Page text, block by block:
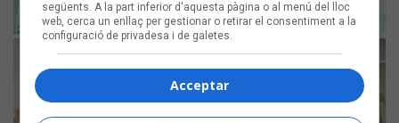
següents. A la part inferior d'aquesta pàgina o al menú del lloc
web, cerca un enllaç per gestionar o retirar el consentiment a la
configuració de privadesa i de galetes.
Acceptar